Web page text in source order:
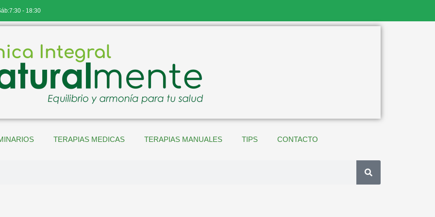
- 18:30
TERAPIAS MEDICAS TERAPIAS MANUALES TIPS CONTACTO